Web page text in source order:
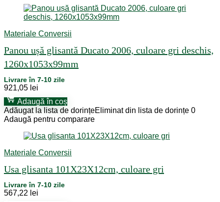
Materiale Conversii
Panou ușă glisantă Ducato 2006, culoare gri deschis,
1260x1053x99mm
Livrare în 7-10 zile
921,05 lei
Adaugă în coș
Adăugat la lista de dorințeEliminat din lista de dorințe 0
Adaugă pentru comparare
Materiale Conversii
Usa glisanta 101X23X12cm, culoare gri
Livrare în 7-10 zile
567,22 lei